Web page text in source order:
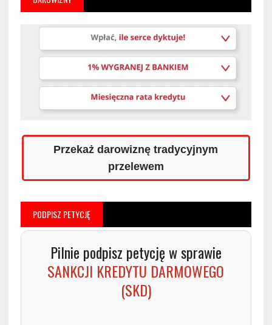
Przekaż darowiznę tradycyjnym
przelewem
PODPISZ PETYCJĘ
Pilnie podpisz petycję w sprawie
SANKCJI KREDYTU DARMOWEGO
(SKD)